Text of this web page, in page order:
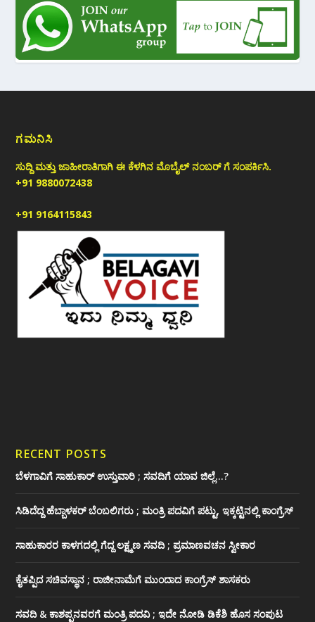
ಗಮನಿಸಿ
ಸುದ್ದಿ ಮತ್ತು ಜಾಹೀರಾತಿಗಾಗಿ ಈ ಕೆಳಗಿನ ಮೊಬೈಲ್ ನಂಬರ್ ಗೆ ಸಂಪರ್ಕಿಸಿ.
+91 9880072438
+91 9164115843
RECENT POSTS
ಬೆಳಗಾವಿಗೆ ಸಾಹುಕಾರ್ ಉಸ್ತುವಾರಿ ; ಸವದಿಗೆ ಯಾವ ಜಿಲ್ಲೆ…?
ಸಿಡಿದೆದ್ದ ಹೆಬ್ಬಾಳಕರ್ ಬೆಂಬಲಿಗರು ; ಮಂತ್ರಿ ಪದವಿಗೆ ‌ಪಟ್ಟು, ಇಕ್ಕಟ್ಟಿನಲ್ಲಿ ಕಾಂಗ್ರೆಸ್
ಸಾಹುಕಾರರ ಕಾಳಗದಲ್ಲಿ ಗೆದ್ದ ಲಕ್ಷ್ಮಣ ಸವದಿ ; ಪ್ರಮಾಣವಚನ ಸ್ವೀಕಾರ
ಕೈತಪ್ಪಿದ ಸಚಿವಸ್ಥಾನ ; ರಾಜೀನಾಮೆಗೆ ಮುಂದಾದ ಕಾಂಗ್ರೆಸ್ ‌ಶಾಸಕರು
ಸವದಿ & ಕಾಶಪ್ಪನವರಗೆ ಮಂತ್ರಿ ಪದವಿ ; ಇದೇ ನೋಡಿ‌ ಡಿಕೆಶಿ ಹೊಸ ಸಂಪುಟ